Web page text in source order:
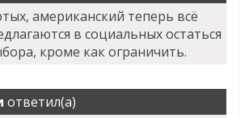
американский теперь всё
в социальных остаться
кроме как ограничить.
ответил(а)